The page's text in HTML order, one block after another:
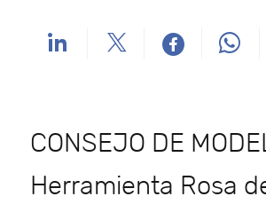
CONSEJO DE
Herramienta Rosa